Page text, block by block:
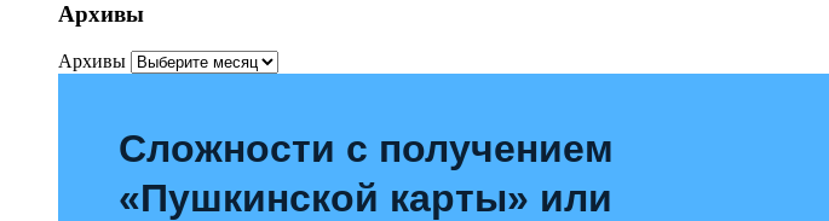
Архивы
Архивы
Сложности с получением
«Пушкинской карты» или